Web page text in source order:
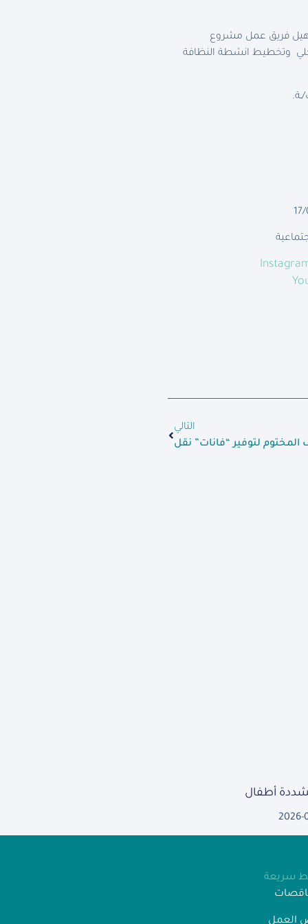
فريق عمل مشروع
مع المجتمع المحلي وتخطيط انشطة النظافة
التالي
لتوفير “فانات” نقل
أطفال
2026-
سريعة
العمل